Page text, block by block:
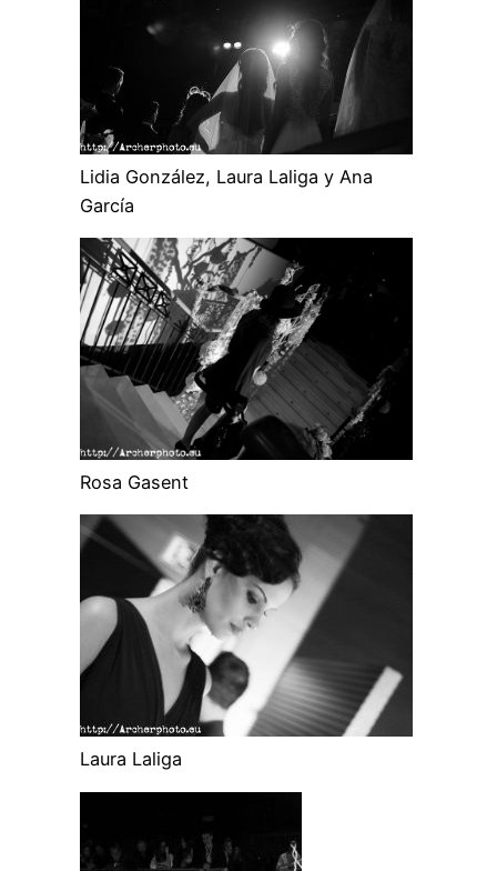
Lidia González, Laura Laliga y Ana
García
Rosa Gasent
Laura Laliga